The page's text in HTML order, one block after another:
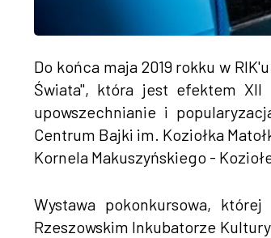
Do końca maja 2019 rokku w
Świata", która jest efektem XII
upowszechnianie i
Centrum Bajki im. Koziołka
Kornela Makuszyńskiego -
Wystawa pokonkursowa,
Rzeszowskim Inkubatorze